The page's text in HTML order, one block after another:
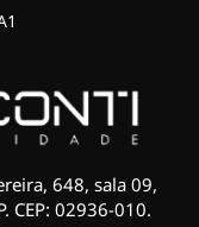
648, sala 09,
CEP: 02936-010.